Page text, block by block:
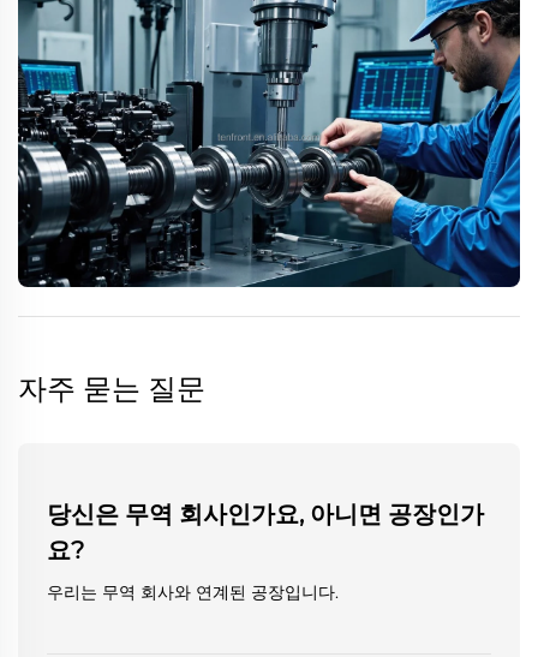
자주 묻는 질문
당신은 무역 회사인가요, 아니면 공장인가
요?
우리는 무역 회사와 연계된 공장입니다.